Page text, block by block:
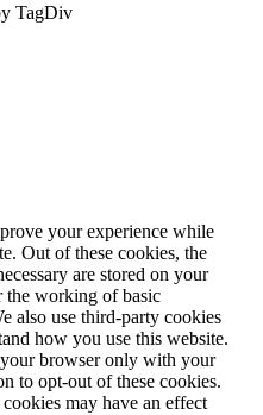
TagDiv
your experience while
Out of these cookies, the
are stored on your
the working of basic
also use third-party cookies
how you use this website.
browser only with your
to opt-out of these cookies.
may have an effect